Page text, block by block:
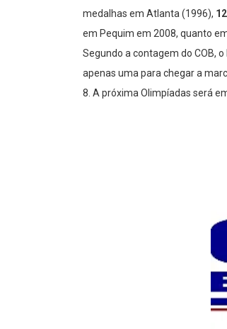
medalhas em Atlanta (1996), 12
em Pequim em 2008, quanto
Segundo a contagem do COB,
apenas uma para chegar a
8. A próxima Olimpíadas será